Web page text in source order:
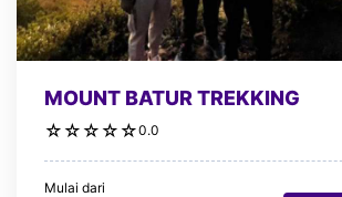
MOUNT BATUR TREKKING
☆ ☆ ☆ ☆ ☆0.0
Mulai dari